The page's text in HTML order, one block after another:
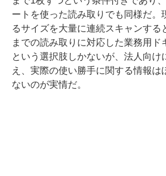
ートを使った読み取りでも同様だ。
るサイズを大量に連続スキャンする
までの読み取りに対応した業務用ド
という選択肢しかないが、法人向け
え、実際の使い勝手に関する情報は
ないのが実情だ。